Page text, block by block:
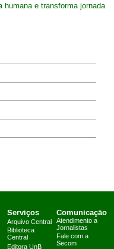
e transforma jornada
Serviços
Arquivo Central
Biblioteca
Central
Editora UnB
Comunicação
Atendimento a
Jornalistas
Fale com a
Secom